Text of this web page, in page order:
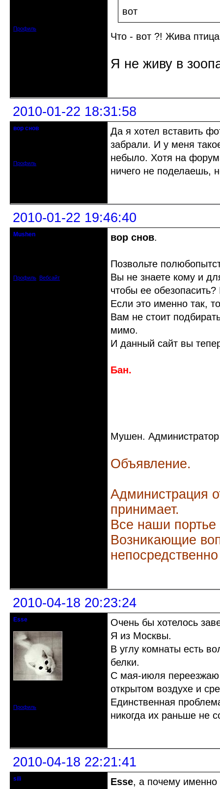
Профиль
вот
Что - вот ?! Жива
Я не живу в
2010-01-22 18:31:58
вор снов
Профиль
Да я хотел вставить
забрали. И у меня
небыло. Хотя на
ничего не поделаешь,
2010-01-22 19:46:40
Mushen
Профиль Вебсайт
вор снов.
Позвольте
Вы не знаете кому и
чтобы ее
Если это именно так,
Вам не стоит
мимо.
И данный сайт вы
Бан.
Мушен.
Объявление.
Администрация
принимает.
Все наши
Возникающие
2010-04-18 20:23:24
Esse
Профиль
Очень бы хотелось
Я из Москвы.
В углу комнаты есть
белки.
С мая-июля переезжаю
открытом воздухе и
Единственная
никогда их раньше не
2010-04-18 22:21:41
sili Esse, а почему